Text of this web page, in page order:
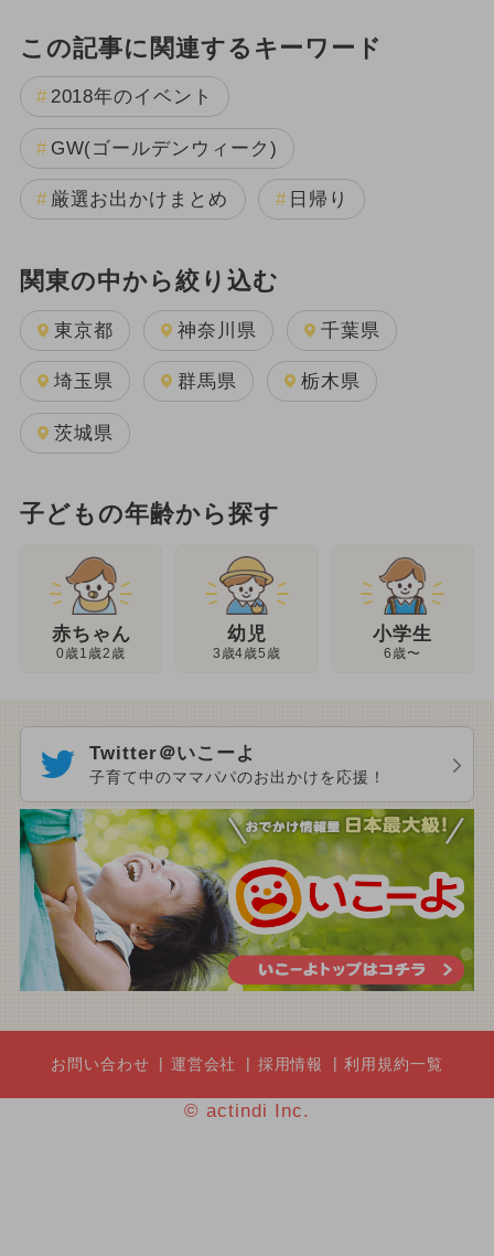
この記事に関連するキーワード
2018年のイベント
GW(ゴールデンウィーク)
厳選お出かけまとめ 日帰り
関東の中から絞り込む
東京都 神奈川県 千葉県
埼玉県 群馬県 栃木県
茨城県
子どもの年齢から探す
赤ちゃん
0歳1歳2歳
幼児
3歳4歳5歳
小学生
6歳〜
Twitter＠いこーよ
子育て中のママパパのお出かけを応援！
お問い合わせ 運営会社 採用情報 利用規約一覧
© actindi Inc.